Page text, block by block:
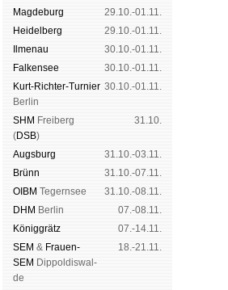
Mag­de­burg
29.10.-01.11.
Hei­del­berg
29.10.-01.11.
Il­me­nau
30.10.-01.11.
Fal­ken­see
30.10.-01.11.
Kurt-Rich­ter-Tur­nier
Ber­lin
30.10.-01.11.
SHM Frei­berg
(DSB)
31.10.
Augs­burg
31.10.-03.11.
Brünn
31.10.-07.11.
OIBM Tegern­see
31.10.-08.11.
DHM Ber­lin
07.-08.11.
König­grätz
07.-14.11.
SEM & Frauen-
SEM Dip­pol­dis­wal­
de
18.-21.11.